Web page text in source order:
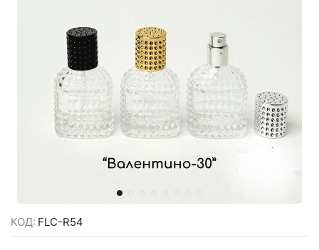
КОД: FLC-R54